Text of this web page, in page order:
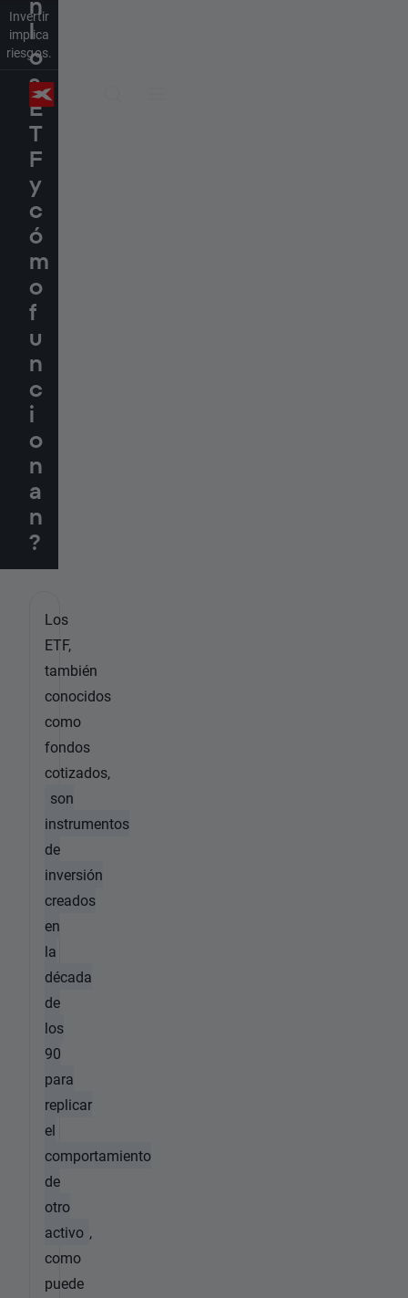
Invertir
implica
riesgos.
n
l
o
s
E
T
F
y
c
ó
m
o
f
u
n
c
i
o
n
a
n
?
Los
ETF,
también
conocidos
como
fondos
cotizados,
son
instrumentos
de
inversión
creados
en
la
década
de
los
90
para
replicar
el
comportamiento
de
otro
activo ,
como
puede